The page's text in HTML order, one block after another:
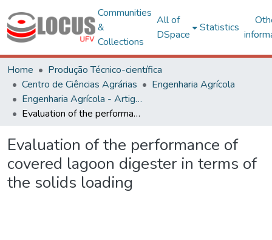
Communities
&
Collections
All of
DSpace
Statistics
Home
Produção Técnico-científica
Centro de Ciências Agrárias
Engenharia Agrícola
Engenharia Agrícola - Artigos
Evaluation of the performance of covered lagoon digester in terms of the solids loading
Evaluation of the performance of
covered lagoon digester in terms of
the solids loading